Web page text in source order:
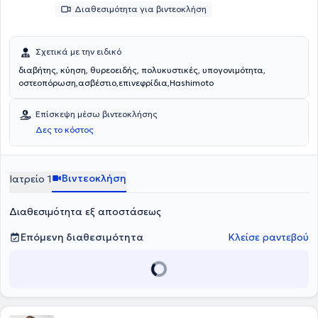
Διαθεσιμότητα για βιντεοκλήση
Σχετικά με την ειδικό
διαβήτης, κύηση, θυρεοειδής, πολυκυστικές, υπογονιμότητα,
οστεοπόρωση,ασβέστιο,επινεφρίδια,Hashimoto
Επίσκεψη μέσω βιντεοκλήσης
Δες το κόστος
Ιατρείο 1 Βιντεοκλήση
Διαθεσιμότητα εξ αποστάσεως
Επόμενη διαθεσιμότητα
Κλείσε ραντεβού